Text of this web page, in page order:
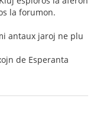
la forumon.
antaux jaroj ne plu
de Esperanta